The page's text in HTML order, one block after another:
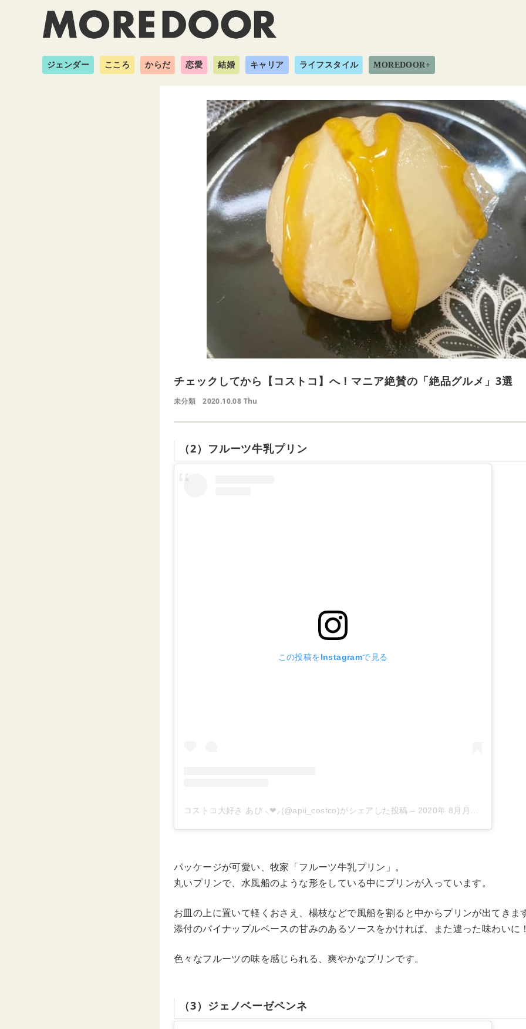
ジェンダー こころ からだ 恋愛 結婚 キャリア ライフスタイル MOREDOOR+
チェックしてから【コストコ】へ！マニア絶賛の「絶品グルメ」3選
未分類 2020.10.08 Thu
（2）フルーツ牛乳プリン
この投稿をInstagramで見る
コストコ大好き あぴ ⸜❤︎⸝‍(@apii_costco)がシェアした投稿 – 2020年 8月月20日午後2時22分PDT
パッケージが可愛い、牧家「フルーツ牛乳プリン」。
丸いプリンで、水風船のような形をしている中にプリンが入っています。
お皿の上に置いて軽くおさえ、楊枝などで風船を割ると中からプリンが出てきま
添付のパイナップルベースの甘みのあるソースをかければ、また違った味わいに
色々なフルーツの味を感じられる、爽やかなプリンです。
（3）ジェノベーゼペンネ